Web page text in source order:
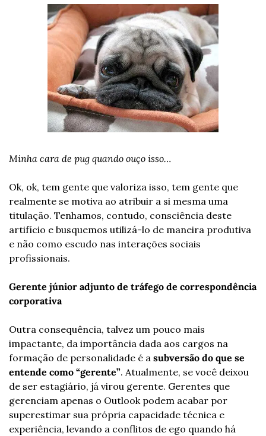
Minha cara de pug quando ouço isso…
Ok, ok, tem gente que valoriza isso, tem gente que
realmente se motiva ao atribuir a si mesma uma
titulação. Tenhamos, contudo, consciência deste
artifício e busquemos utilizá-lo de maneira produtiva
e não como escudo nas interações sociais
profissionais.
Gerente júnior adjunto de tráfego de correspondência
corporativa
Outra consequência, talvez um pouco mais
impactante, da importância dada aos cargos na
formação de personalidade é a subversão do que se
entende como “gerente”. Atualmente, se você deixou
de ser estagiário, já virou gerente. Gerentes que
gerenciam apenas o Outlook podem acabar por
superestimar sua própria capacidade técnica e
experiência, levando a conflitos de ego quando há